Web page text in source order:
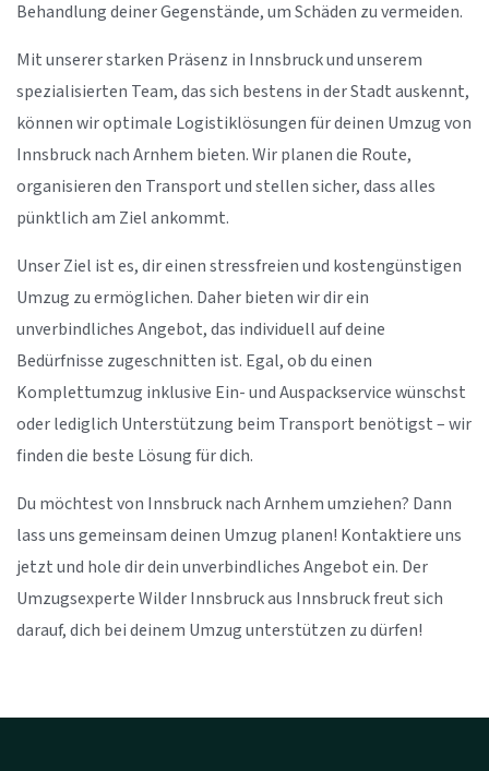
Behandlung deiner Gegenstände, um Schäden zu vermeiden.
Mit unserer starken Präsenz in Innsbruck und unserem
spezialisierten Team, das sich bestens in der Stadt auskennt,
können wir optimale Logistiklösungen für deinen Umzug von
Innsbruck nach Arnhem bieten. Wir planen die Route,
organisieren den Transport und stellen sicher, dass alles
pünktlich am Ziel ankommt.
Unser Ziel ist es, dir einen stressfreien und kostengünstigen
Umzug zu ermöglichen. Daher bieten wir dir ein
unverbindliches Angebot, das individuell auf deine
Bedürfnisse zugeschnitten ist. Egal, ob du einen
Komplettumzug inklusive Ein- und Auspackservice wünschst
oder lediglich Unterstützung beim Transport benötigst – wir
finden die beste Lösung für dich.
Du möchtest von Innsbruck nach Arnhem umziehen? Dann
lass uns gemeinsam deinen Umzug planen! Kontaktiere uns
jetzt und hole dir dein unverbindliches Angebot ein. Der
Umzugsexperte Wilder Innsbruck aus Innsbruck freut sich
darauf, dich bei deinem Umzug unterstützen zu dürfen!